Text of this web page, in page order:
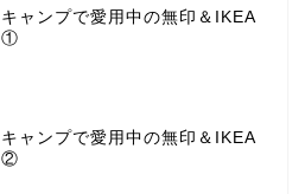
キャンプで愛用中の無印＆IKEA
①
キャンプで愛用中の無印＆IKEA
②